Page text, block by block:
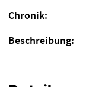
Chronik:
Beschreibung: